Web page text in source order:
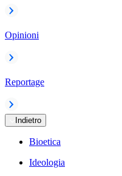
Opinioni
Reportage
Indietro
Bioetica
Ideologia